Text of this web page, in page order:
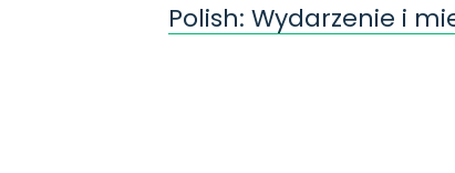
Polish: Wydarzenie i